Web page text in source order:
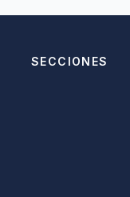
SECCIONES